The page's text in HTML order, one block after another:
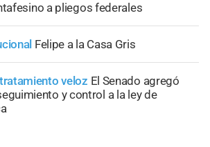
a pliegos federales
Felipe a la Casa Gris
veloz El Senado agregó
y control a la ley de